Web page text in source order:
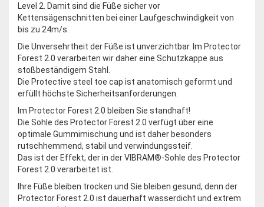
Level 2. Damit sind die Füße sicher vor
Kettensägenschnitten bei einer Laufgeschwindigkeit von
bis zu 24m/s.
Die Unversehrtheit der Füße ist unverzichtbar. Im Protector
Forest 2.0 verarbeiten wir daher eine Schutzkappe aus
stoßbeständigem Stahl.
Die Protective steel toe cap ist anatomisch geformt und
erfüllt höchste Sicherheitsanforderungen.
Im Protector Forest 2.0 bleiben Sie standhaft!
Die Sohle des Protector Forest 2.0 verfügt über eine
optimale Gummimischung und ist daher besonders
rutschhemmend, stabil und verwindungssteif.
Das ist der Effekt, der in der VIBRAM®-Sohle des Protector
Forest 2.0 verarbeitet ist.
Ihre Füße bleiben trocken und Sie bleiben gesund, denn der
Protector Forest 2.0 ist dauerhaft wasserdicht und extrem